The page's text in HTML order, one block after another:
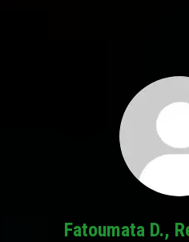
Fatoumata D.,